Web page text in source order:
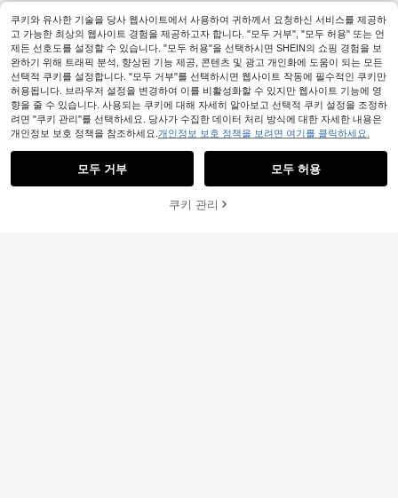
25% 할인! 장바구니 담기
쿠키와 유사한 기술을 당사 웹사이트에서 사용하여 귀하께서 요청하신 서비스를 제공하
고 가능한 최상의 웹사이트 경험을 제공하고자 합니다. "모두 거부", "모두 허용" 또는 언
제든 선호도를 설정할 수 있습니다. "모두 허용"을 선택하시면 SHEIN의 쇼핑 경험을 보
완하기 위해 트래픽 분석, 향상된 기능 제공, 콘텐츠 및 광고 개인화에 도움이 되는 모든
선택적 쿠키를 설정합니다. "모두 거부"를 선택하시면 웹사이트 작동에 필수적인 쿠키만
허용됩니다. 브라우저 설정을 변경하여 이를 비활성화할 수 있지만 웹사이트 기능에 영
향을 줄 수 있습니다. 사용되는 쿠키에 대해 자세히 알아보고 선택적 쿠키 설정을 조정하
려면 "쿠키 관리"를 선택하세요. 당사가 수집한 데이터 처리 방식에 대한 자세한 내용은
개인정보 보호 정책을 참조하세요. 개인정보 보호 정책을 보려면 여기를 클릭하세요.
모두 거부 모두 허용
쿠키 관리